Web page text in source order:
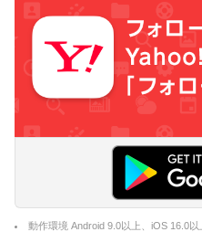
動作環境 Android 9.0以上、iOS 16.0